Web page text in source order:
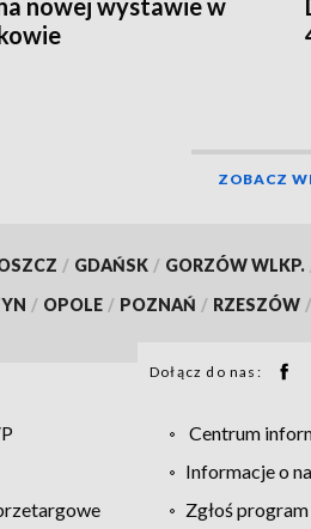
nowej wystawie w
ZOBACZ
/ GDAŃSK / GORZÓW WLKP.
/ OPOLE / POZNAŃ / RZESZÓW /
Dołącz do nas:
Centrum
Informacje o
Zgłoś